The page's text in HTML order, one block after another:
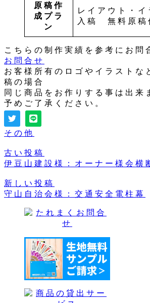
原稿作
成プラ
ン
レイアウト・イ
入稿 無料原稿
こちらの制作実績を参考にお問
お問合せ
お客様所有のロゴやイラストな
稿の場合
同じ商品をお作りする事は出来
予めご了承ください。
その他
古い投稿
伊豆山建設様：オーナー様会横
新しい投稿
守山自治会様：交通安全電柱幕